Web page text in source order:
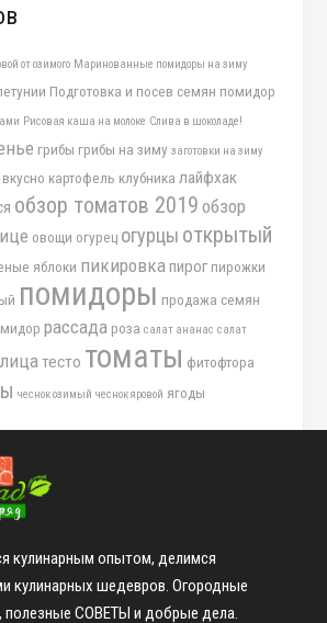
от озимого Маринованные помидоры на зиму
Подготовка и посев семян помидор
Рисовая каша на молоке Слива в шоколаде!
грибы грибы на зиму заготовки на зиму
картофель клубника лайфхак
обзор томатов 2019 обзор
овощи огурец огурцы открытый
яблоки пикировка пирог пирожки
помидоры продажа семян
рассада роза салат ананас салат
тесто томаты фитофтора
чеснок озимый чеснок яровой ягоды
кулинарным опытом, делимся
кулинарных шедевров. Огородные
полезные СОВЕТЫ и добрые дела.